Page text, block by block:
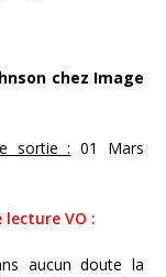
chez Image
sortie : 01 Mars
lecture VO :
aucun doute la